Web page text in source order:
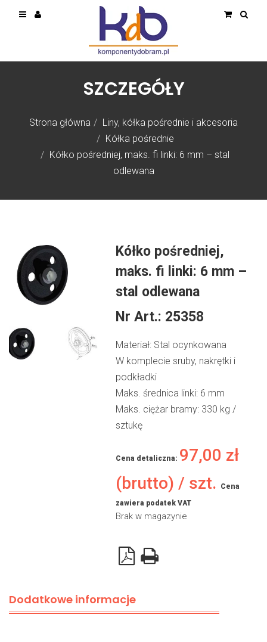
Strona główna
Liny, kółka pośrednie i akcesoria
Kółka pośrednie
Kółko pośredniej, maks. fi linki: 6 mm – stal
odlewana
SZCZEGÓŁY
Kółko pośredniej,
maks. fi linki: 6 mm –
stal odlewana
Nr Art.: 25358
Materiał: Stal ocynkowana
W komplecie sruby, nakrętki i
podkładki
Maks. średnica linki: 6 mm
Maks. ciężar bramy: 330 kg /
sztukę
Cena detaliczna: 97,00 zł
(brutto) / szt.
Cena
zawiera podatek VAT
Brak w magazynie
Dodatkowe informacje